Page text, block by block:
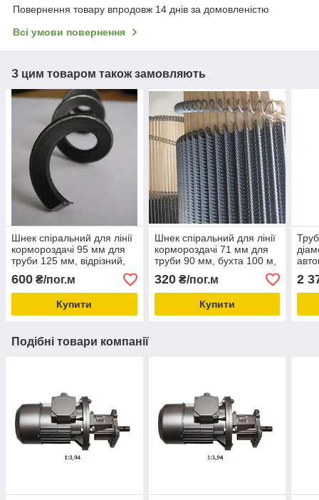
Повернення товару впродовж 14 днів за домовленістю
Всі умови повернення
З цим товаром також замовляють
Шнек спіральний для лінії
кормороздачі 95 мм для
труби 125 мм, відрізний,
обладнання для
свинокомплексів
600 ₴/пог.м
Купити
Шнек спіральний для лінії
кормороздачі 71 мм для
труби 90 мм, бухта 100 м,
товари для фермерів
320₴/пог.м
Купити
2
Подібні товари компанії